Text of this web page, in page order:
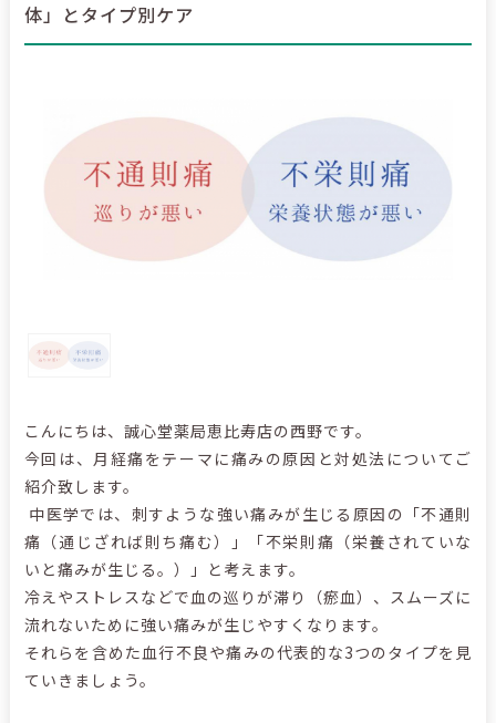
体」とタイプ別ケア
こんにちは、誠心堂薬局恵比寿店の西野です。
今回は、月経痛をテーマに痛みの原因と対処法についてご
紹介致します。
中医学では、刺すような強い痛みが生じる原因の「不通則
痛（通じざれば則ち痛む）」「不栄則痛（栄養されていな
いと痛みが生じる。）」と考えます。
冷えやストレスなどで血の巡りが滞り（瘀血）、スムーズに
流れないために強い痛みが生じやすくなります。
それらを含めた血行不良や痛みの代表的な3つのタイプを見
ていきましょう。